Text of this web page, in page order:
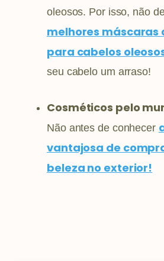
oleosos. Por isso, não
melhores
para cabelos
seu cabelo um arraso!
Cosméticos pelo
Não antes de conhecer
vantajosa de
beleza no exterior!